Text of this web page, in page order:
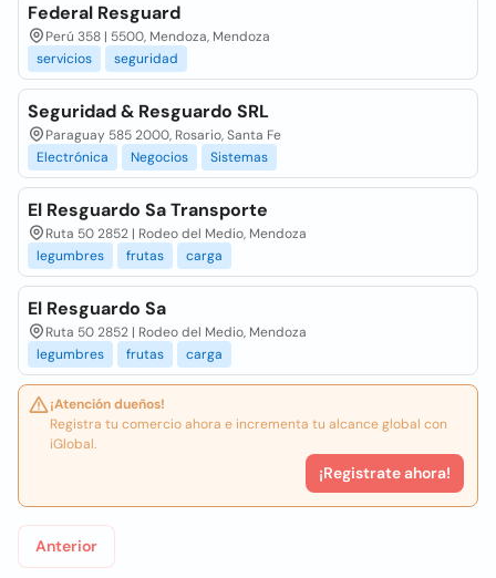
Federal Resguard
Perú 358 | 5500, Mendoza, Mendoza
servicios
seguridad
Seguridad & Resguardo SRL
Paraguay 585 2000, Rosario, Santa Fe
Electrónica
Negocios Sistemas
El Resguardo Sa Transporte
Ruta 50 2852 | Rodeo del Medio, Mendoza
legumbres
frutas carga
El Resguardo Sa
Ruta 50 2852 | Rodeo del Medio, Mendoza
legumbres
frutas carga
¡Atención dueños!
Registra tu comercio ahora e incrementa tu alcance global con
iGlobal.
¡Registrate ahora!
Anterior